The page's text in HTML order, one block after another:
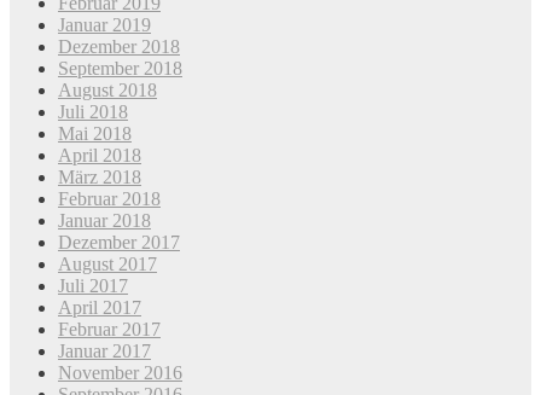
Januar 2019
Dezember 2018
September 2018
August 2018
Juli 2018
Mai 2018
April 2018
März 2018
Februar 2018
Januar 2018
Dezember 2017
August 2017
Juli 2017
April 2017
Februar 2017
Januar 2017
November 2016